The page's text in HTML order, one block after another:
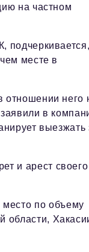
на частном
подчеркивается,
месте в
отношении него
в
выезжать
и арест своего
по объему
области,